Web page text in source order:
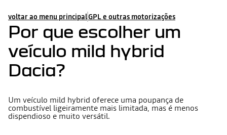
voltar ao menu principalGPL e outras motorizações
Por que escolher um
veículo mild hybrid
Dacia?
Um veículo mild hybrid oferece uma poupança de
combustível ligeiramente mais limitada, mas é menos
dispendioso e muito versátil.